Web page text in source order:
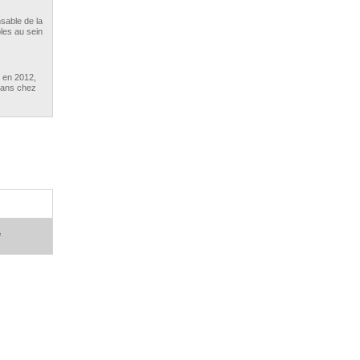
de la
au sein
2012,
chez
en 2013,
...